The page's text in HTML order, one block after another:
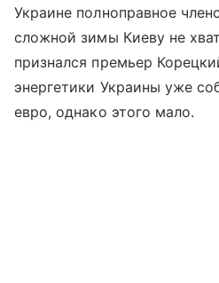
Украине полноправное
сложной зимы Киеву не
признался премьер
энергетики Украины уже
евро, однако этого мало.